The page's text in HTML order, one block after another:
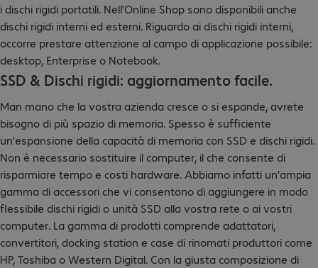
i dischi rigidi portatili. Nell'Online Shop sono disponibili anche
dischi rigidi interni ed esterni. Riguardo ai dischi rigidi interni,
occorre prestare attenzione al campo di applicazione possibile:
desktop, Enterprise o Notebook.
SSD & Dischi rigidi: aggiornamento facile.
Man mano che la vostra azienda cresce o si espande, avrete
bisogno di più spazio di memoria. Spesso è sufficiente
un'espansione della capacità di memoria con SSD e dischi rigidi.
Non è necessario sostituire il computer, il che consente di
risparmiare tempo e costi hardware. Abbiamo infatti un'ampia
gamma di accessori che vi consentono di aggiungere in modo
flessibile dischi rigidi o unità SSD alla vostra rete o ai vostri
computer. La gamma di prodotti comprende adattatori,
convertitori, docking station e case di rinomati produttori come
HP, Toshiba o Western Digital. Con la giusta composizione di